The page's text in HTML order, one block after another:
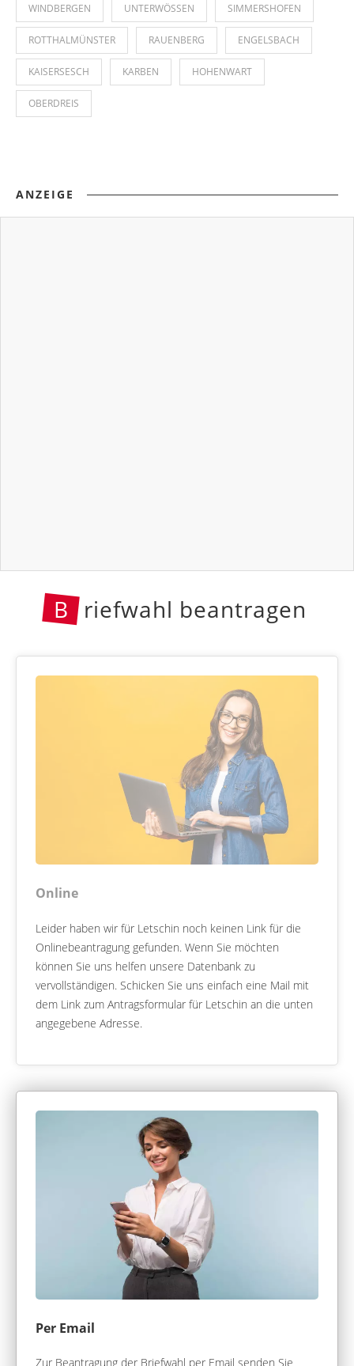
WINDBERGEN UNTERWÖSSEN SIMMERSHOFEN
ROTTHALMÜNSTER RAUENBERG ENGELSBACH
KAISERSESCH KARBEN HOHENWART
OBERDREIS
ANZEIGE
B riefwahl beantragen
Online
Leider haben wir für Letschin noch keinen Link für die
Onlinebeantragung gefunden. Wenn Sie möchten
können Sie uns helfen unsere Datenbank zu
vervollständigen. Schicken Sie uns einfach eine Mail mit
dem Link zum Antragsformular für Letschin an die unten
angegebene Adresse.
Per Email
Zur Beantragung der Briefwahl per Email senden Sie